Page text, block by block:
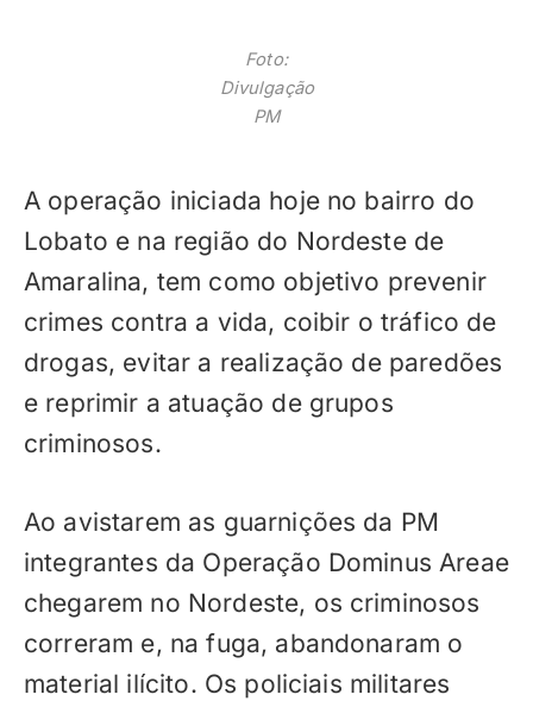
Foto:
Divulgação
PM
A operação iniciada hoje no bairro do
Lobato e na região do Nordeste de
Amaralina, tem como objetivo prevenir
crimes contra a vida, coibir o tráfico de
drogas, evitar a realização de paredões
e reprimir a atuação de grupos
criminosos.
Ao avistarem as guarnições da PM
integrantes da Operação Dominus Areae
chegarem no Nordeste, os criminosos
correram e, na fuga, abandonaram o
material ilícito. Os policiais militares